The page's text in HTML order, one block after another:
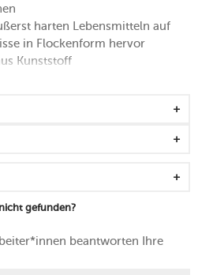
harten Lebensmitteln auf
in Flockenform hervor
Kunststoff
20,3 cm x 2,5 cm
Schutzhülle
gefunden?
beantworten Ihre